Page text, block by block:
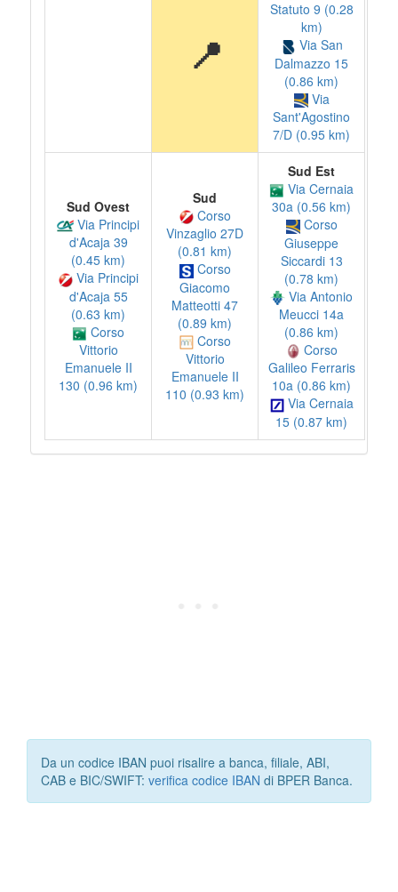
📍
Statuto 9 (0.28
km)
Via San
Dalmazzo 15
(0.86 km)
Via
Sant'Agostino
7/D (0.95 km)
Sud Ovest
Via Principi
d'Acaja 39
(0.45 km)
Via Principi
d'Acaja 55
(0.63 km)
Corso
Vittorio
Emanuele II
130 (0.96 km)
Sud
Corso
Vinzaglio 27D
(0.81 km)
Corso
Giacomo
Matteotti 47
(0.89 km)
Corso
Vittorio
Emanuele II
110 (0.93 km)
Sud Est
Via Cernaia
30a (0.56 km)
Corso
Giuseppe
Siccardi 13
(0.78 km)
Via Antonio
Meucci 14a
(0.86 km)
Corso
Galileo Ferraris
10a (0.86 km)
Via Cernaia
15 (0.87 km)
Da un codice IBAN puoi risalire a banca, filiale, ABI,
CAB e BIC/SWIFT: verifica codice IBAN di BPER Banca.